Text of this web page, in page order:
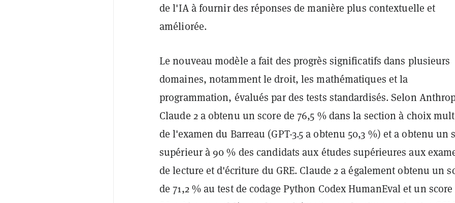
de l'IA à fournir des réponses de manière plus contextuelle et
améliorée.
Le nouveau modèle a fait des progrès significatifs dans plusieurs
domaines, notamment le droit, les mathématiques et la
programmation, évalués par des tests standardisés. Selon
Claude 2 a obtenu un score de 76,5 % dans la section à choix
de l'examen du Barreau (GPT-3.5 a obtenu 50,3 %) et a obtenu un
supérieur à 90 % des candidats aux études supérieures aux
de lecture et d'écriture du GRE. Claude 2 a également obtenu un
de 71,2 % au test de codage Python Codex HumanEval et un score